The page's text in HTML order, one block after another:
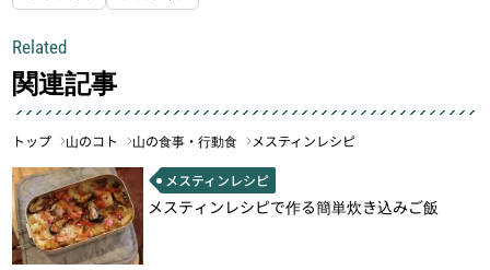
Related
関連記事
トップ 山のコト 山の食事・行動食 メスティンレシピ
メスティンレシピ
メスティンレシピで作る簡単炊き込みご飯